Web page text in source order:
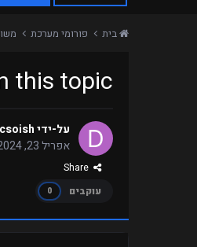
בית פורומי מערכת
this topic
על-ידי
אפריל 23, 2024
עוקבים
0